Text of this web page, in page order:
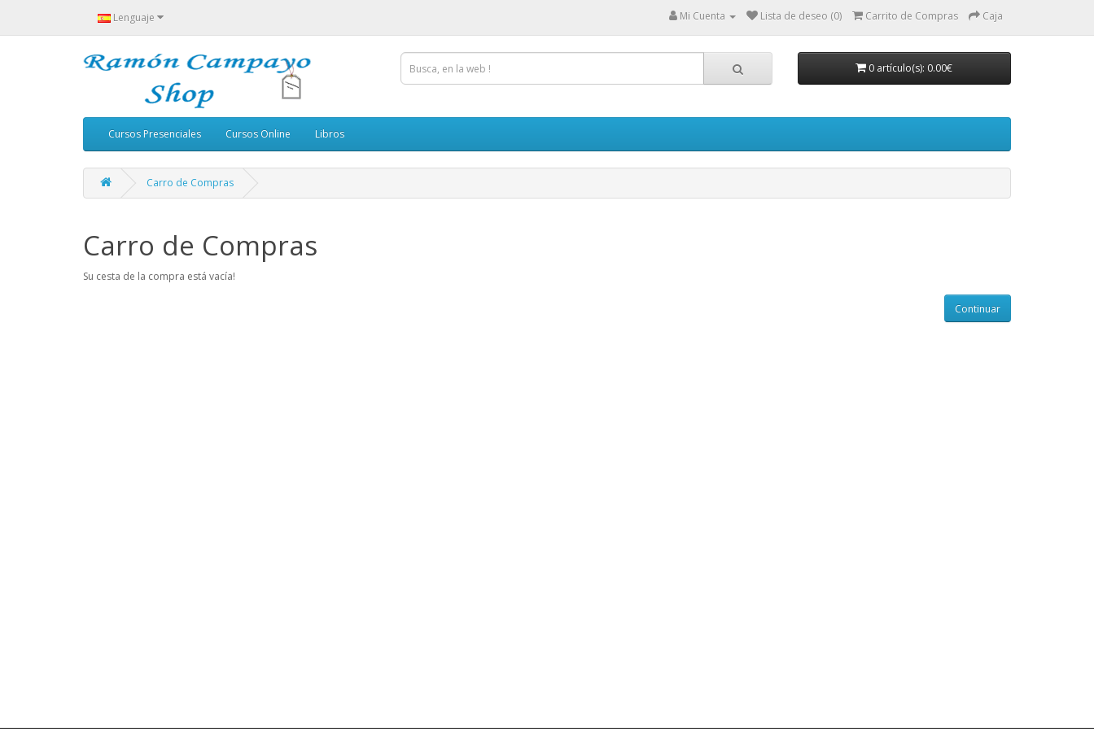
Lenguaje Mi Cuenta Lista de deseo (0) Carrito de Compras Caja
0 artículo(s): 0.00€
Cursos Presenciales Cursos Online Libros
Carro de Compras
Carro de Compras
Su cesta de la compra está vacía!
Continuar